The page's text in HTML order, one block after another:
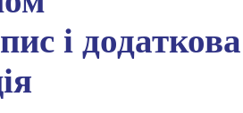
і додаткова